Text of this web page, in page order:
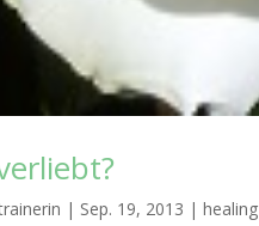
| Sep. 19, 2013 |